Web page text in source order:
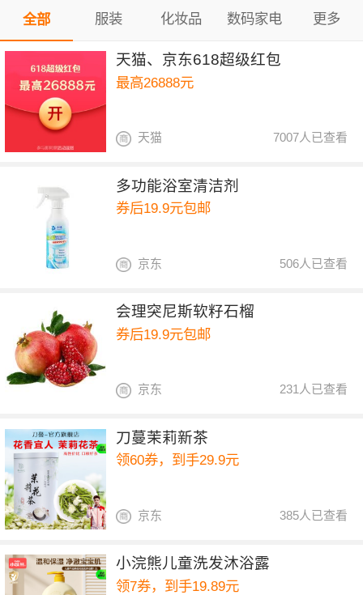
全部 服装 化妆品 数码家电 更多
天猫、京东618超级红包
最高26888元
7007人已查看
天猫
多功能浴室清洁剂
券后19.9元包邮
506人已查看
京东
会理突尼斯软籽石榴
券后19.9元包邮
231人已查看
京东
刀蔓茉莉新茶
领60券，到手29.9元
385人已查看
京东
小浣熊儿童洗发沐浴露
领7券，到手19.89元